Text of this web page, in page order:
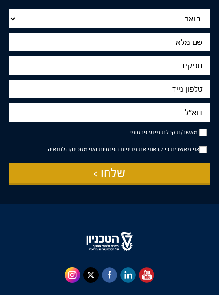
מלא
נייד
מאשר/ת
קבלת
מידע
פרסומי
מאשר/ת קבלת מידע פרסומי
אני מאשר/ת כי קראתי את מדיניות הפרטיות ואני מסכים/ה לתנאיה
שלחו >